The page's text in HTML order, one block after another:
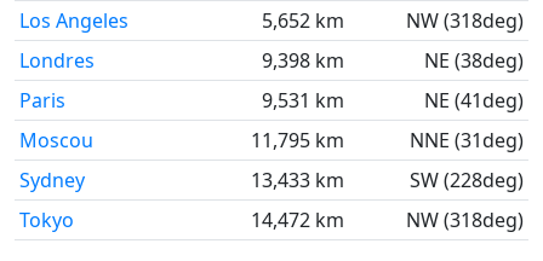
Los Angeles
5,652 km
NW (318deg)
Londres
9,398 km
NE (38deg)
Paris
9,531 km
NE (41deg)
Moscou
11,795 km
NNE (31deg)
Sydney
13,433 km
SW (228deg)
Tokyo
14,472 km NW (318deg)